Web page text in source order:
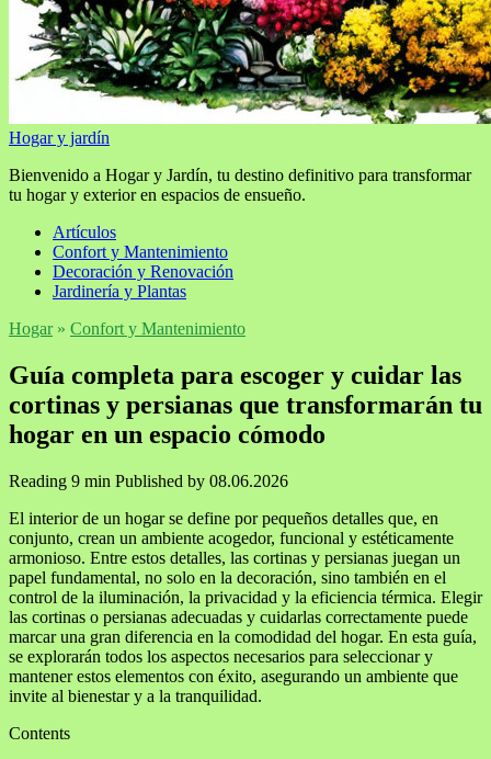
Hogar y jardín
Bienvenido a Hogar y Jardín, tu destino definitivo para transformar
tu hogar y exterior en espacios de ensueño.
Artículos
Confort y Mantenimiento
Decoración y Renovación
Jardinería y Plantas
Hogar» Confort y Mantenimiento
Guía completa para escoger y cuidar las
cortinas y persianas que transformarán tu
hogar en un espacio cómodo
Reading 9 min Published by 08.06.2026
El interior de un hogar se define por pequeños detalles que, en
conjunto, crean un ambiente acogedor, funcional y estéticamente
armonioso. Entre estos detalles, las cortinas y persianas juegan un
papel fundamental, no solo en la decoración, sino también en el
control de la iluminación, la privacidad y la eficiencia térmica. Elegir
las cortinas o persianas adecuadas y cuidarlas correctamente puede
marcar una gran diferencia en la comodidad del hogar. En esta guía,
se explorarán todos los aspectos necesarios para seleccionar y
mantener estos elementos con éxito, asegurando un ambiente que
invite al bienestar y a la tranquilidad.
Contents